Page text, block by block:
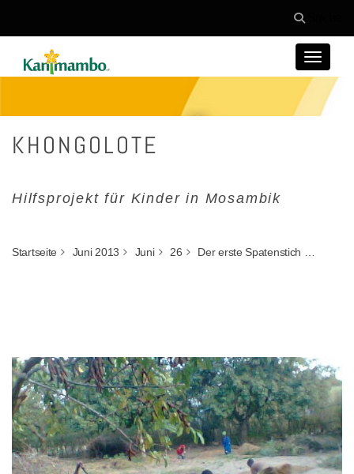
Toggle
KHONGOLOTE
Hilfsprojekt für Kinder in Mosambik
Startseite Juni 2013 Juni 26 Der erste Spatenstich …